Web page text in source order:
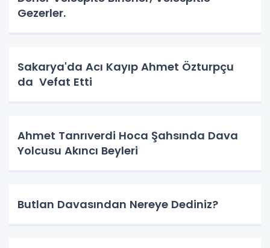
Gezerler.
Sakarya'da Acı Kayıp Ahmet Özturpçu
da Vefat Etti
Ahmet Tanrıverdi Hoca Şahsında Dava
Yolcusu Akıncı Beyleri
Butlan Davasından Nereye Dediniz?